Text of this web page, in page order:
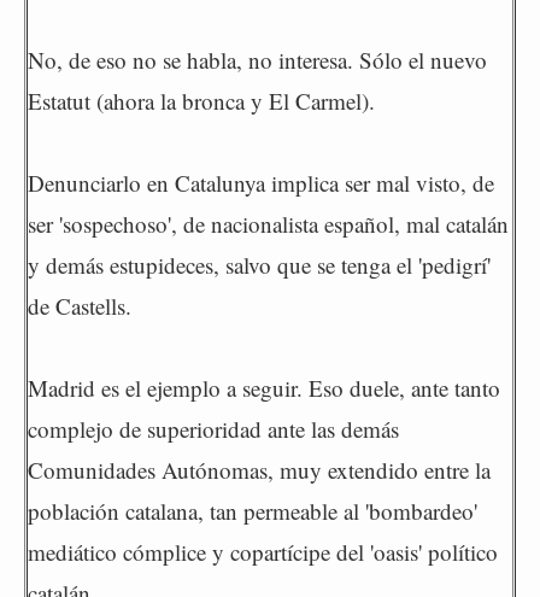
No, de eso no se habla, no interesa. Sólo el nuevo
Estatut (ahora la bronca y El Carmel).
Denunciarlo en Catalunya implica ser mal visto, de
ser 'sospechoso', de nacionalista español, mal catalán
y demás estupideces, salvo que se tenga el 'pedigrí'
de Castells.
Madrid es el ejemplo a seguir. Eso duele, ante tanto
complejo de superioridad ante las demás
Comunidades Autónomas, muy extendido entre la
población catalana, tan permeable al 'bombardeo'
mediático cómplice y copartícipe del 'oasis' político